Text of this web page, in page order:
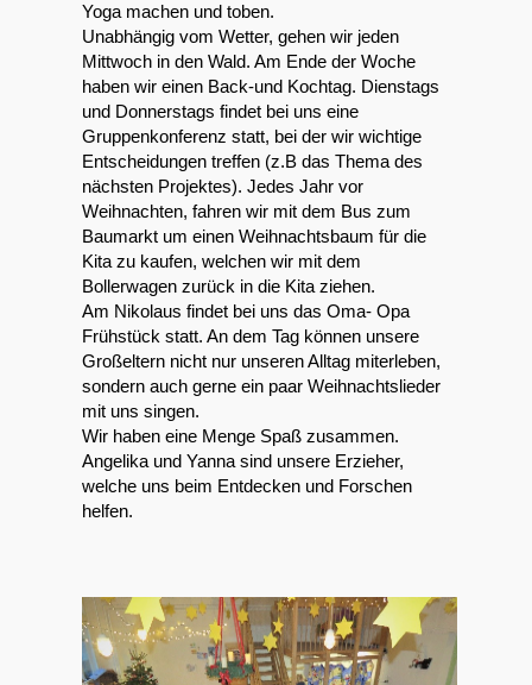
Yoga machen und toben.
Unabhängig vom Wetter, gehen wir jeden
Mittwoch in den Wald. Am Ende der Woche
haben wir einen Back-und Kochtag. Dienstags
und Donnerstags findet bei uns eine
Gruppenkonferenz statt, bei der wir wichtige
Entscheidungen treffen (z.B das Thema des
nächsten Projektes). Jedes Jahr vor
Weihnachten, fahren wir mit dem Bus zum
Baumarkt um einen Weihnachtsbaum für die
Kita zu kaufen, welchen wir mit dem
Bollerwagen zurück in die Kita ziehen.
Am Nikolaus findet bei uns das Oma- Opa
Frühstück statt. An dem Tag können unsere
Großeltern nicht nur unseren Alltag miterleben,
sondern auch gerne ein paar Weihnachtslieder
mit uns singen.
Wir haben eine Menge Spaß zusammen.
Angelika und Yanna sind unsere Erzieher,
welche uns beim Entdecken und Forschen
helfen.